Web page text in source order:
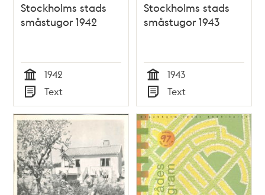
Stockholms stads
småstugor 1942
Tid
1942
Typ
Text
Stockholms stads
småstugor 1943
Tid
1943
Typ
Text